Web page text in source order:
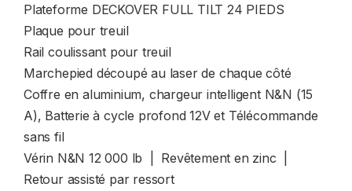
Plateforme DECKOVER FULL TILT 24 PIEDS
Plaque pour treuil
Rail coulissant pour treuil
Marchepied découpé au laser de chaque côté
Coffre en aluminium, chargeur intelligent N&N (15
A), Batterie à cycle profond 12V et Télécommande
sans fil
Vérin N&N 12 000 lb | Revêtement en zinc |
Retour assisté par ressort